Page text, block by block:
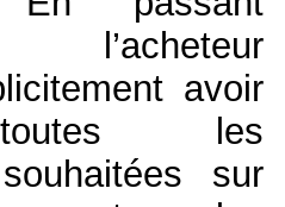
l’acheteur
avoir
les
sur